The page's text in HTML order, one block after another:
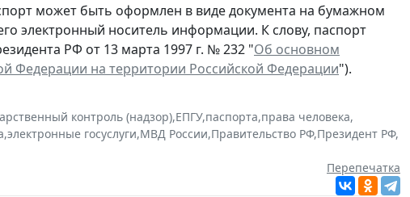
может быть оформлен в виде документа на бумажном
электронный носитель информации. К слову, паспорт
РФ от 13 марта 1997 г. № 232 "Об основном
Федерации на территории Российской Федерации").
контроль (надзор),ЕПГУ,паспорта,права человека,
,электронные госуслуги,МВД России,Правительство РФ,Президент РФ,
Перепечатка